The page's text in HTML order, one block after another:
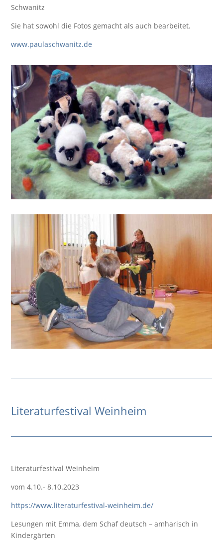
Schwanitz
Sie hat sowohl die Fotos gemacht als auch bearbeitet.
www.paulaschwanitz.de
Literaturfestival Weinheim
Literaturfestival Weinheim
vom 4.10.- 8.10.2023
https://www.literaturfestival-weinheim.de/
Lesungen mit Emma, dem Schaf deutsch – amharisch in
Kindergärten